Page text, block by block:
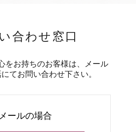
合わせ窓口
をお持ちのお客様は、メール
てお問い合わせ下さい。
メールの場合